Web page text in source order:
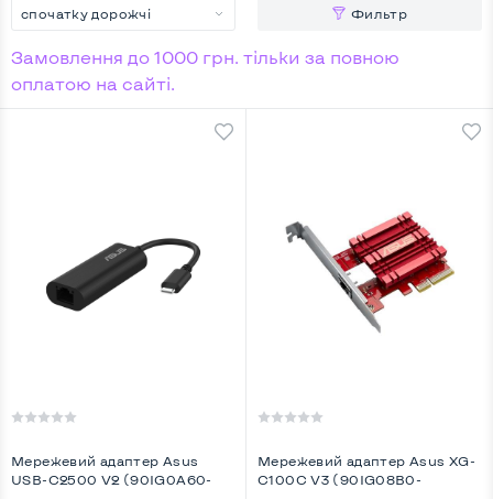
спочатку дорожчі Фильтр
Замовлення до 1000 грн. тільки за повною
оплатою на сайті.
Мережевий адаптер Asus
USB-C2500 V2 (90IG0A60-
Мережевий адаптер Asus XG-
C100C V3 (90IG08B0-